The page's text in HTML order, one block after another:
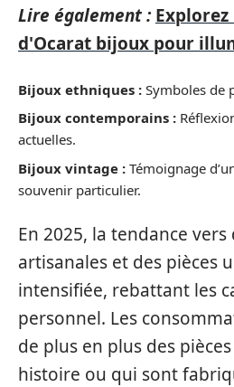
Lire également :
d'Ocarat bijoux pour
Bijoux ethniques : Symboles de
Bijoux contemporains :
actuelles.
Bijoux vintage : Témoignage
souvenir particulier.
En 2025, la tendance
artisanales et des pièces
intensifiée, rebattant les
personnel. Les
de plus en plus des
histoire ou qui sont